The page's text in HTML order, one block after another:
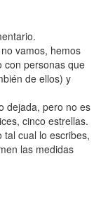
vamos, hemos
con personas que
de ellos) y
dejada, pero no es
cinco estrellas.
tal cual lo escribes,
las medidas